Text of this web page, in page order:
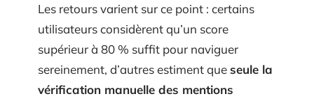
Les retours varient sur ce point : certains
utilisateurs considèrent qu’un score
supérieur à 80 % suffit pour naviguer
sereinement, d’autres estiment queseule la
vérification manuelle des mentions